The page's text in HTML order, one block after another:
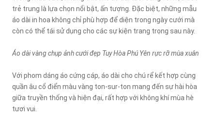
trẻ trung là lựa chọn nổi bật, ấn tượng. Đặc biệt, những mẫu
áo dài in hoa không chỉ phù hợp để diện trong ngày cưới mà
còn có thể tái sử dụng cho các sự kiện trang trọng sau này.
Áo dài vàng chụp ảnh cưới đẹp Tuy Hòa Phú Yên rực rỡ mùa xuân
Với phom dáng áo cứng cáp, áo dài cho chú rể kết hợp cùng
quần âu cổ điển màu vàng ton-sur-ton mang đến sự hài hòa
giữa truyền thống và hiện đại, rất hợp với không khí mùa hè
tươi vui.